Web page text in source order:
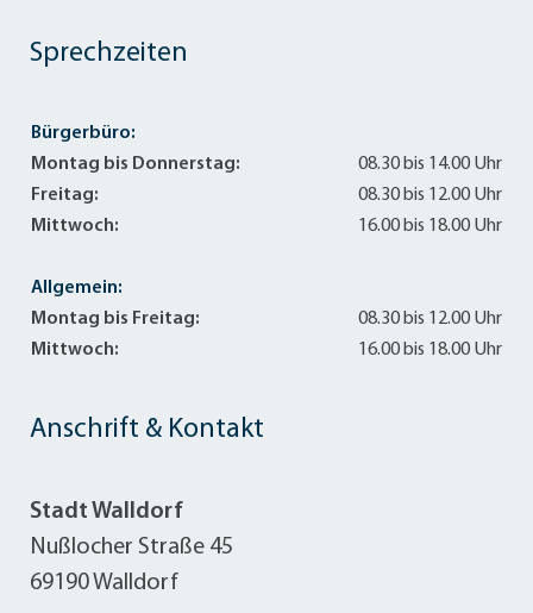
Anschrift & Kontakt
Stadt Walldorf
Nußlocher Straße 45
69190 Walldorf
Sprechzeiten
Bürgerbüro:
Montag bis Donnerstag:
08.30 bis 14.00 Uhr
Freitag:
08.30 bis 12.00 Uhr
Mittwoch:
16.00 bis 18.00 Uhr
Allgemein:
Montag bis Freitag:
08.30 bis 12.00 Uhr
Mittwoch:
16.00 bis 18.00 Uhr